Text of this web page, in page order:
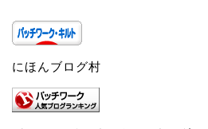
にほんブログ村